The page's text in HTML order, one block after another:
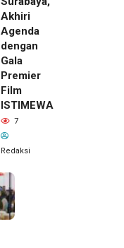
Akhiri
Agenda
dengan
Gala
Premier
Film
ISTIMEWA
7
Redaksi